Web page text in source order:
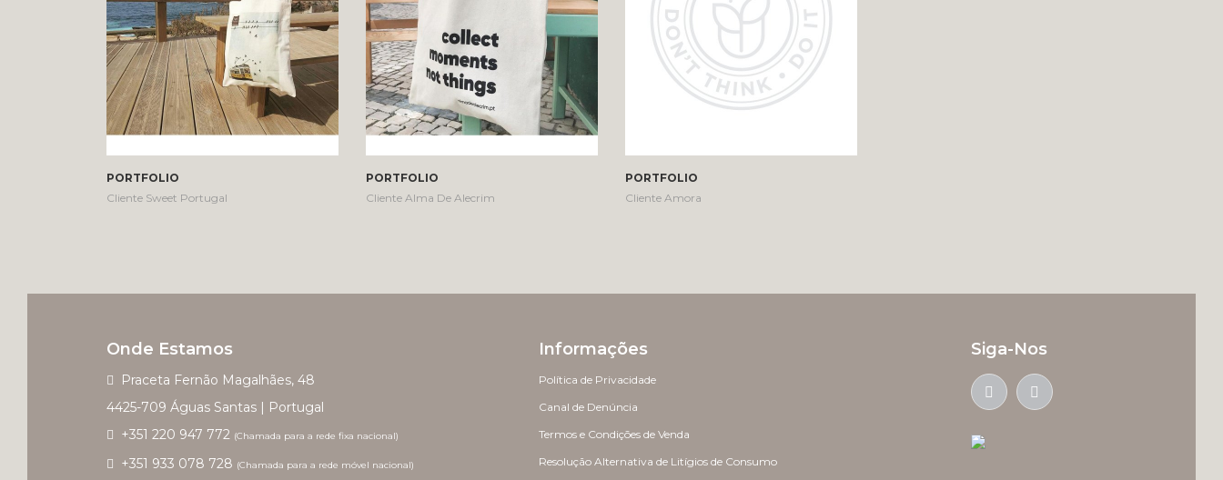
PORTFOLIO
Cliente Sweet Portugal
PORTFOLIO
Cliente Alma De Alecrim
PORTFOLIO
Cliente Amora
Onde Estamos
Praceta Fernão Magalhães, 48
4425-709 Águas Santas | Portugal
+351 220 947 772 (Chamada para a rede fixa nacional)
+351 933 078 728 (Chamada para a rede móvel nacional)
Informações
Política de Privacidade
Canal de Denúncia
Termos e Condições de Venda
Resolução Alternativa de Litígios de Consumo
Siga-Nos